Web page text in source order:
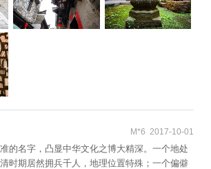
M*6 2017-10-01
的名字，凸显中华文化之博大精深。一个地处
时期居然拥兵千人，地理位置特殊；一个偏僻